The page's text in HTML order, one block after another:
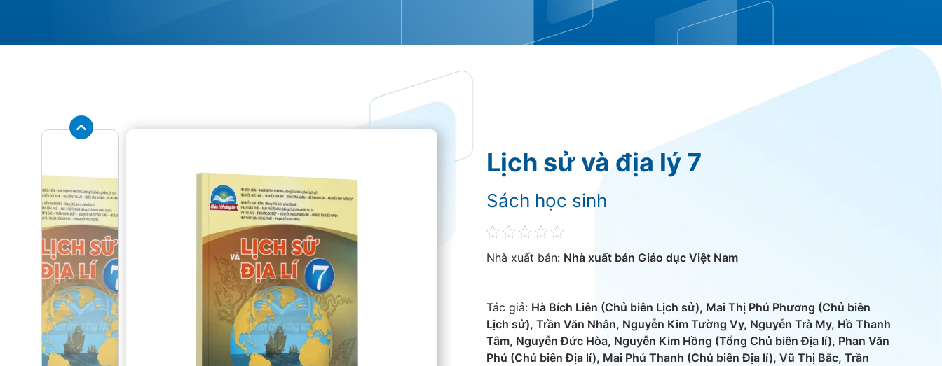
Lịch sử và địa lý 7
Sách học sinh
Nhà xuất bản: Nhà xuất bản Giáo dục Việt Nam
Tác giả: Hà Bích Liên (Chủ biên Lịch sử), Mai Thị Phú Phương (Chủ biên
Lịch sử), Trần Văn Nhân, Nguyễn Kim Tường Vy, Nguyễn Trà My, Hồ Thanh
Tâm, Nguyễn Đức Hòa, Nguyễn Kim Hồng (Tổng Chủ biên Địa lí), Phan Văn
Phú (Chủ biên Địa lí), Mai Phú Thanh (Chủ biên Địa lí), Vũ Thị Bắc, Trần